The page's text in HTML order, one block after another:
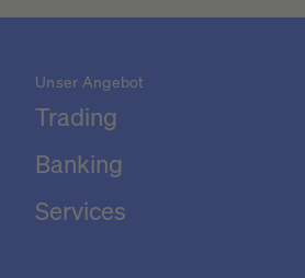
Unser Angebot
Trading
Banking
Services